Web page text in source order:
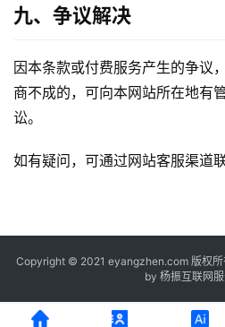
九、争议解决
因本条款或付费服务产生的争议
商不成的，可向本网站所在地有
讼。
如有疑问，可通过网站客服渠道联
Copyright © 2021 eyangzhen.com 版权所
by 杨振互联网